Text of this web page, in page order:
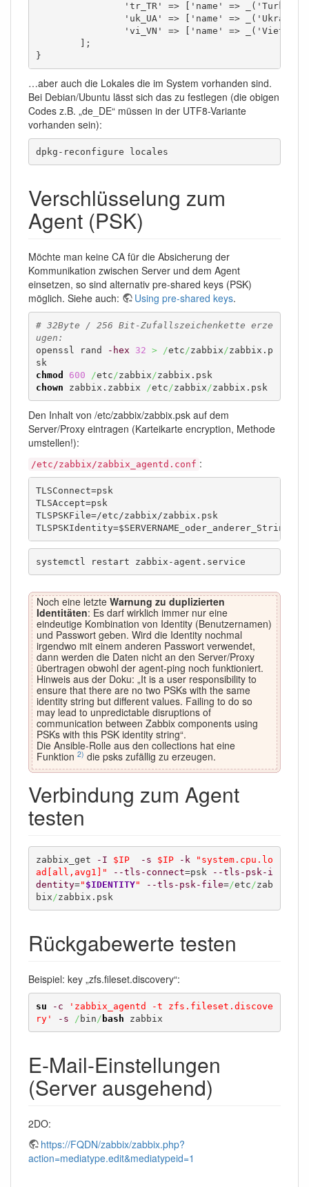
}
…aber auch die Lokales die im System vorhanden sind.
Bei Debian/Ubuntu lässt sich das zu festlegen (die obigen
Codes z.B. „de_DE“ müssen in der UTF8-Variante
vorhanden sein):
dpkg-reconfigure locales
Verschlüsselung zum
Agent (PSK)
Möchte man keine CA für die Absicherung der
Kommunikation zwischen Server und dem Agent
einsetzen, so sind alternativ pre-shared keys (PSK)
möglich. Siehe auch:
Using pre-shared keys.
# 32Byte / 256 Bit-Zufallszeichenkette erze
ugen:
openssl rand
-hex 32 > /etc /zabbix /zabbix.p
chmod
600 /etc /zabbix /
chown zabbix.zabbix /etc /zabbix /zabbix.psk
Den Inhalt von /etc/zabbix/zabbix.psk auf dem
Server/Proxy eintragen (Karteikarte encryption, Methode
umstellen!):
/etc/zabbix/zabbix_agentd.conf :
TLSConnect=psk
TLSAccept=psk
TLSPSKFile=/etc/zabbix/zabbix.psk
TLSPSKIdentity=$SERVERNAME_oder_anderer_String
systemctl restart zabbix-agent.service
Noch eine letzte Warnung zu duplizierten
Identitäten: Es darf wirklich immer nur eine
eindeutige Kombination von Identity (Benutzernamen)
und Passwort geben. Wird die Identity nochmal
irgendwo mit einem anderen Passwort verwendet,
dann werden die Daten nicht an den Server/Proxy
übertragen obwohl der agent-ping noch funktioniert.
Hinweis aus der Doku: „It is a user responsibility to
ensure that there are no two PSKs with the same
identity string but different values. Failing to do so
may lead to unpredictable disruptions of
communication between Zabbix components using
PSKs with this PSK identity string“.
Die Ansible-Rolle aus den collections hat eine
Funktion 2) die psks zufällig zu erzeugen.
Verbindung zum Agent
testen
zabbix_get -I $IP -s $IP -k
"system.cpu.lo
ad[all,avg1]"
--tls-connect=psk
--tls-psk-i
dentity=" $IDENTITY" --tls-psk-file=/etc /zab
bix /zabbix.psk
Rückgabewerte testen
Beispiel: key „zfs.fileset.discovery“:
su -c
'zabbix_agentd -t zfs.fileset.discove
ry'
-s / bin / bash zabbix
E-Mail-Einstellungen
(Server ausgehend)
2DO:
https://FQDN/zabbix/zabbix.php?
action=mediatype.edit&mediatypeid=1